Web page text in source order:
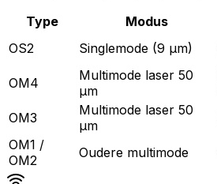
Type
Modus
OS2
Singlemode (9 µm)
OM4
Multimode laser 50
µm
OM3
Multimode laser 50
µm
OM1 /
OM2
Oudere multimode